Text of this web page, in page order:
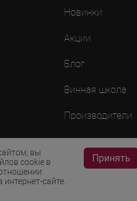
вы
cookie в
сайте.
Принять
Новинки
Акции
Блог
Винная школа
Производители